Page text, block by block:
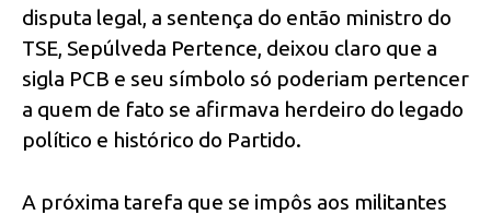
disputa legal, a sentença do então ministro do
TSE, Sepúlveda Pertence, deixou claro que a
sigla PCB e seu símbolo só poderiam pertencer
a quem de fato se afirmava herdeiro do legado
político e histórico do Partido.
A próxima tarefa que se impôs aos militantes